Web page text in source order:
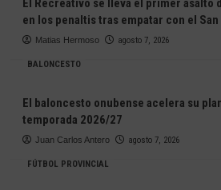
El Recreativo se lleva el primer asalto
en los penaltis tras empatar con el
Matias Hermoso agosto 7, 2026
BALONCESTO
El baloncesto onubense acelera su
temporada 2026/27
Juan Carlos Antero agosto 7, 2026
FÚTBOL PROVINCIAL